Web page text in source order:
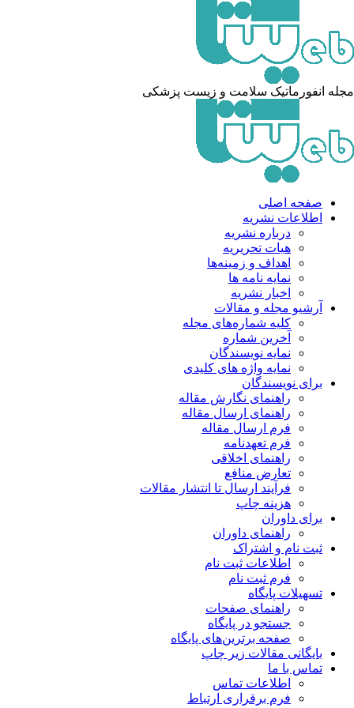
انفورماتیک سلامت و زیست پزشکی
صفحه اصلی
اطلاعات نشریه
درباره نشریه
هیات تحریریه
اهداف و زمینه‌ها
نمایه نامه ها
اخبار نشریه
آرشیو مجله و مقالات
کلیه شماره‌های مجله
آخرین شماره
نمایه نویسندگان
نمایه واژه های کلیدی
برای نویسندگان
راهنمای نگارش مقاله
راهنمای ارسال مقاله
فرم ارسال مقاله
فرم تعهدنامه
راهنمای اخلاقی
تعارض منافع
فرآیند ارسال تا انتشار مقالات
هزینه چاپ
برای داوران
راهنمای داوران
ثبت نام و اشتراک
اطلاعات ثبت نام
فرم ثبت نام
تسهیلات پایگاه
راهنمای صفحات
جستجو در پایگاه
صفحه برترین‌های پایگاه
بایگانی مقالات زیر چاپ
تماس با ما
اطلاعات تماس
فرم برقراری ارتباط